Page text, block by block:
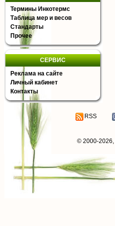
Термины Инкотермс
Таблица мер и весов
Стандарты
Прочее
СЕРВИС
Реклама на сайте
Личный кабинет
Контакты
RSS
© 2000-2026,